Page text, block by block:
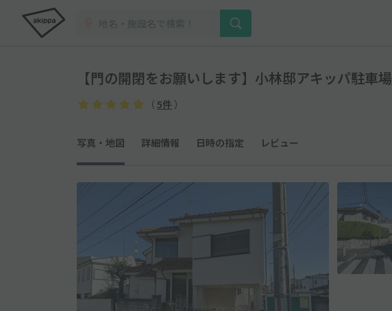
【門の開閉をお願いします】小林邸アキッパ駐車場
（ 5件 ）
写真・地図 詳細情報 日時の指定 レビュー